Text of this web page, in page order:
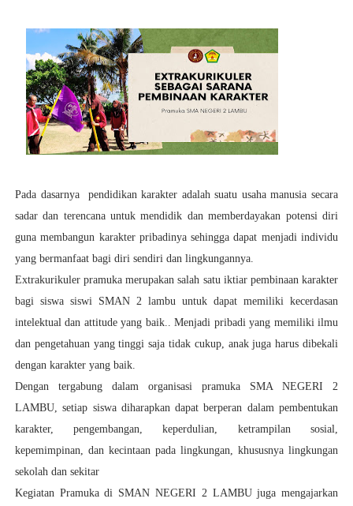
Pada dasarnya pendidikan karakter adalah suatu usaha manusia secara
sadar dan terencana untuk mendidik dan memberdayakan potensi diri
guna membangun karakterpribadinya sehingga dapat menjadi individu
yang bermanfaat bagi diri sendiri dan lingkungannya.
Extrakurikuler pramuka merupakan salah satu iktiar pembinaan karakter
bagi siswa siswi SMAN 2 lambu untuk dapat memiliki kecerdasan
intelektual dan attitude yang baik.. Menjadi pribadi yang memiliki ilmu
dan pengetahuan yang tinggi saja tidak cukup, anak juga harus dibekali
dengan karakter yang baik.
Dengan tergabung dalam organisasi pramuka SMA NEGERI 2
LAMBU, setiap siswa diharapkan dapat berperan dalam pembentukan
karakter, pengembangan, keperdulian, ketrampilan sosial,
kepemimpinan, dan kecintaan pada lingkungan, khususnya lingkungan
sekolah dan sekitar
Kegiatan Pramuka di SMAN NEGERI 2 LAMBU juga mengajarkan